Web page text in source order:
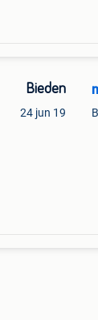
Bieden
24 jun 19